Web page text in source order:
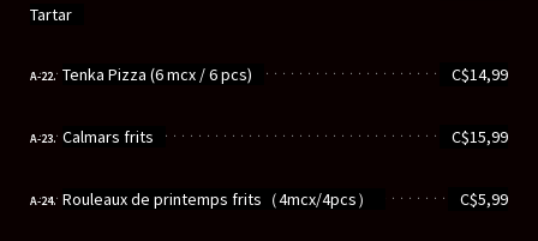
Tartar
A-22. C$14,99
Tenka Pizza (6 mcx / 6 pcs)
A-23. C$15,99
Calmars frits
A-24. C$5,99
Rouleaux de printemps frits（4mcx/4pcs）